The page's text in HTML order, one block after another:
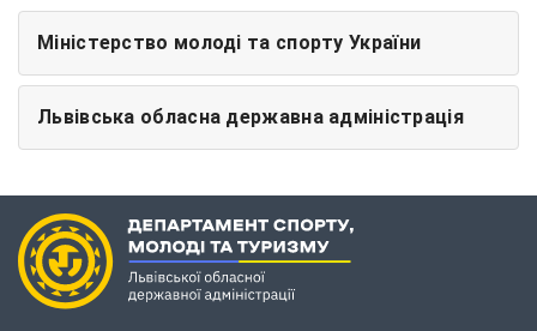
Міністерство молоді та спорту України
Львівська обласна державна адміністрація